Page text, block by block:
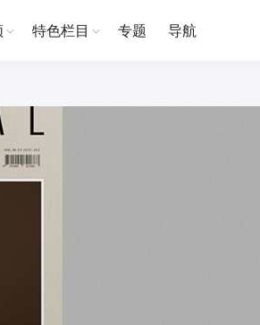
特色栏目 专题 导航